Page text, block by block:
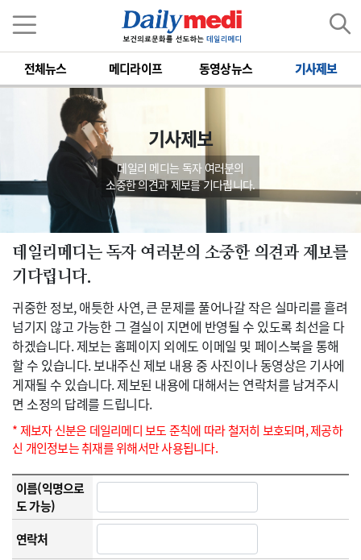
전체뉴스 메디라이프 동영상뉴스 기사제보
기사제보
데일리 메디는 독자 여러분의
소중한 의견과 제보를 기다립니다.
데일리메디는 독자 여러분의 소중한 의견과 제보를
기다립니다.
귀중한 정보, 애틋한 사연, 큰 문제를 풀어나갈 작은 실마리를 흘려
넘기지 않고 가능한 그 결실이 지면에 반영될 수 있도록 최선을 다
하겠습니다. 제보는 홈페이지 외에도 이메일 및 페이스북을 통해
할 수 있습니다. 보내주신 제보 내용 중 사진이나 동영상은 기사에
게재될 수 있습니다. 제보된 내용에 대해서는 연락처를 남겨주시
면 소정의 답례를 드립니다.
* 제보자 신분은 데일리메디 보도 준칙에 따라 철저히 보호되며, 제공하
신 개인정보는 취재를 위해서만 사용됩니다.
이름(익명으로
도 가능)
연락처